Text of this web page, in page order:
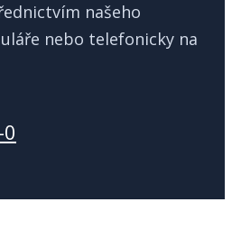
našeho
nebo telefonicky na